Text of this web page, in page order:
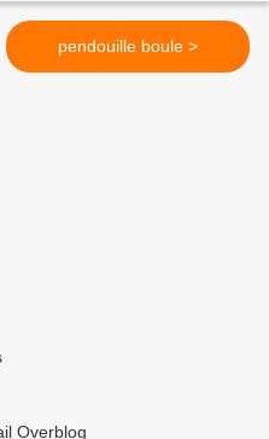
pendouille boule >
Overblog